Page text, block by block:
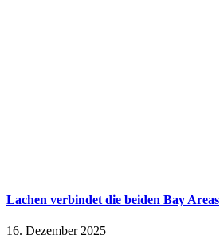
Lachen verbindet die beiden Bay Areas
16. Dezember 2025